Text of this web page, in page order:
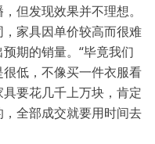
但发现效果并不理想。
家具因单价较高而很难
期的销量。“毕竟我们
低，不像买一件衣服看
要花几千上万块，肯定
全部成交就要用时间去